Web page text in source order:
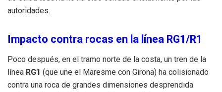
autoridades.
Impacto contra rocas en la línea RG1/R1
Poco después, en el tramo norte de la costa, un tren de la
línea RG1 (que une el Maresme con Girona) ha colisionado
contra una roca de grandes dimensiones desprendida